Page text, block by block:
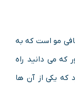
مو است که به
می دانید راه
که یکی از آن ها